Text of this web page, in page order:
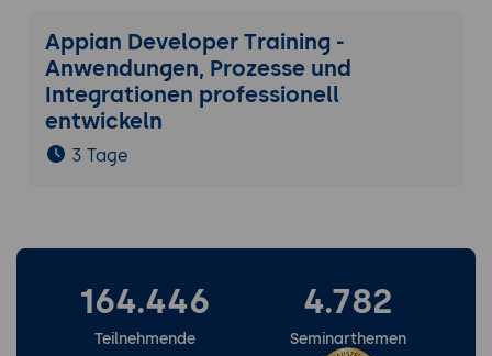
Appian Developer Training -
Anwendungen, Prozesse und
Integrationen professionell
entwickeln
3 Tage
164.446
Teilnehmende
4.782
Seminarthemen